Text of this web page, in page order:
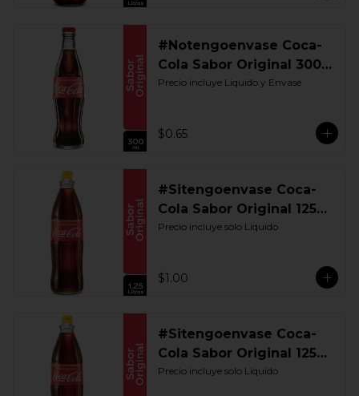
#Notengoenvase Coca-
Cola Sabor Original 300
ML. Retornable
Precio incluye Liquido y Envase
$0.65
#Sitengoenvase Coca-
Cola Sabor Original 1250
ML. Retornable Gye
Precio incluye solo Liquido
$1.00
#Sitengoenvase Coca-
Cola Sabor Original 1250
ML. Retornable UIO
Precio incluye solo Liquido